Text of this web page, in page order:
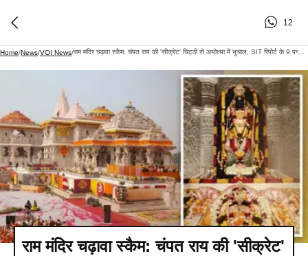
12
Home/News/VOI News/ राम मंदिर चढ़ावा स्कैम: चंपत राय की 'सीक्रेट' चिट्ठी से अयोध्या में भूचाल, SIT रिपोर्ट के 9 पन्नों ने खोली पोल; जानें जूतों में नोट छिपाने की पूरी इनसाइड स्टोरी
राम मंदिर चढ़ावा स्कैम: चंपत राय की 'सीक्रेट'